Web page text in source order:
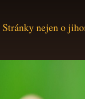
Stránky nejen o